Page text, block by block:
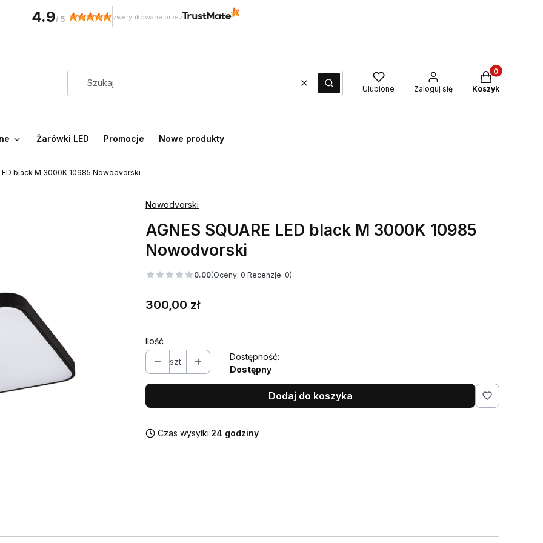
WyczyśćSzukaj Ulubione Zaloguj się
Produkty w
Koszyk
Żarówki LED Promocje Nowe produkty
black M 3000K 10985 Nowodvorski
Nowodvorski
AGNES SQUARE LED black M 3000K 10985
Nowodvorski
0.00(Oceny: 0 Recenzje: 0)
Cena
300,00 zł
Ilość
szt.
Dostępność:
Dostępny
Dodaj do koszyka
Czas wysyłki:24 godziny
4.9/ 5 zweryfikowane przez